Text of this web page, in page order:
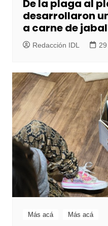
De la plaga al
desarrollaron
a carne de
Redacción IDL
Más acá Más acá